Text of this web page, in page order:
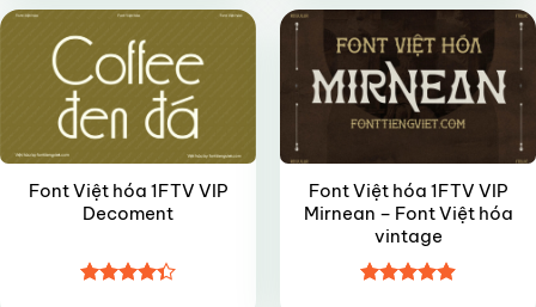
5 sao
5 sao
Font Việt hóa 1FTV VIP
Decoment
Font Việt hóa 1FTV VIP
Mirnean – Font Việt hóa
vintage